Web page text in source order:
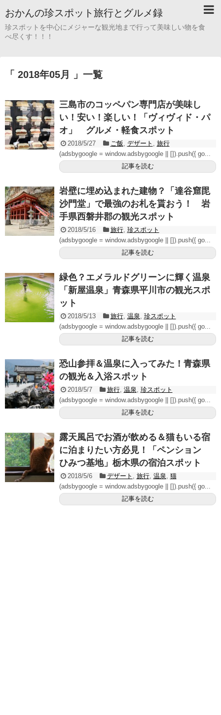
おかんの珍スポット旅行とグルメ録
珍スポットを中心にメジャーな観光地まで行って美味しい物を食
べ尽くす！！！
「 2018年05月 」一覧
三島市のコッペパン専門店が美味し
い！安い！楽しい！「ヴィヴィド・パ
オ」 グルメ・軽食スポット
2018/5/27 ご飯 デザート
旅行
(adsbygoogle = window.adsbygoogle || []).push({ go...
記事を読む
岩壁に埋め込まれた建物？「達谷窟毘
沙門堂」で最強のお札を貰おう！ 岩
手県西磐井郡の観光スポット
2018/5/16 旅行, 珍スポット
(adsbygoogle = window.adsbygoogle || []).push({ go...
記事を読む
緑色？エメラルドグリーンに輝く温泉
「新屋温泉」青森県平川市の観光スポ
ット
2018/5/13 旅行, 温泉 珍スポット
(adsbygoogle = window.adsbygoogle || []).push({ go...
記事を読む
恐山参拝＆温泉に入ってみた！青森県
の観光＆入浴スポット
2018/5/7 旅行, 温泉 珍スポット
(adsbygoogle = window.adsbygoogle || []).push({ go...
記事を読む
露天風呂でお酒が飲める＆猫もいる宿
に泊まりたい方必見！「ペンション
ひみつ基地」栃木県の宿泊スポット
2018/5/6 デザート 旅行, 温泉 猫
(adsbygoogle = window.adsbygoogle || []).push({ go...
記事を読む